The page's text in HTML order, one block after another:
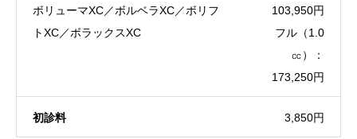
ボリューマXC／ボルベラXC／ボリフ
トXC／ボラックスXC
103,950円
フル（1.0
㏄）：
173,250円
初診料 3,850円